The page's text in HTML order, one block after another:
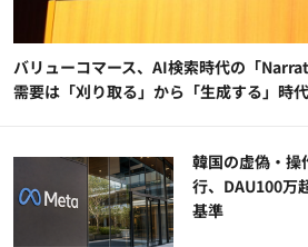
バリューコマース、AI検索時代の「
需要は「刈り取る」から「生成する」時
韓国の虚偽・操
行、DAU100万
基準